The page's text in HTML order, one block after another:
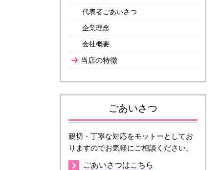
代表者ごあいさつ
企業理念
会社概要
当店の特徴
ごあいさつ
親切・丁寧な対応をモットーとしてお
りますのでお気軽にご相談ください。
ごあいさつはこちら